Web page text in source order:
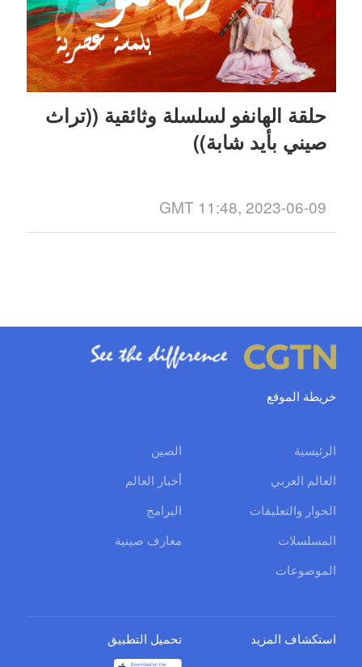
حلقة الهانفو لسلسلة وثائقية ((تراث
صيني بأيد شابة))
GMT 11:48, 2023-06-09
خريطة الموقع
الرئيسية
الصين
العالم العربي
أخبار العالم
الحوار والتعليقات
البرامج
المسلسلات
معارف صينية
الموضوعات
استكشاف المزيد تحميل التطبيق